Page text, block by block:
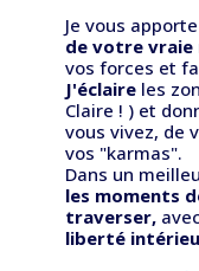
Je vous
de votre vraie
vos forces et
J'éclaireles
Claire ! ) et
vous vivez, de
vos "karmas".
Dans un
les moments
traverser,avec
liberté